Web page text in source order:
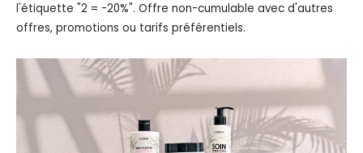
l'étiquette "2 = -20%". Offre non-cumulable avec d'autres
offres, promotions ou tarifs préférentiels.